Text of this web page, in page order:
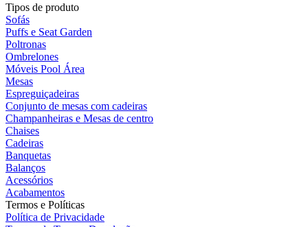
Tipos de produto
Sofás
Puffs e Seat Garden
Poltronas
Ombrelones
Móveis Pool Área
Mesas
Espreguiçadeiras
Conjunto de mesas com cadeiras
Champanheiras e Mesas de centro
Chaises
Cadeiras
Banquetas
Balanços
Acessórios
Acabamentos
Termos e Políticas
Política de Privacidade